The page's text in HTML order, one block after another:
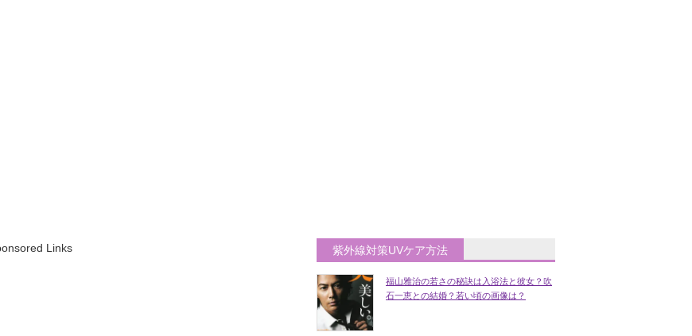
Links 紫外線対策UVケア方法
福山雅治の若さの秘訣は入浴法と彼女？吹
石一恵との結婚？若い頃の画像は？